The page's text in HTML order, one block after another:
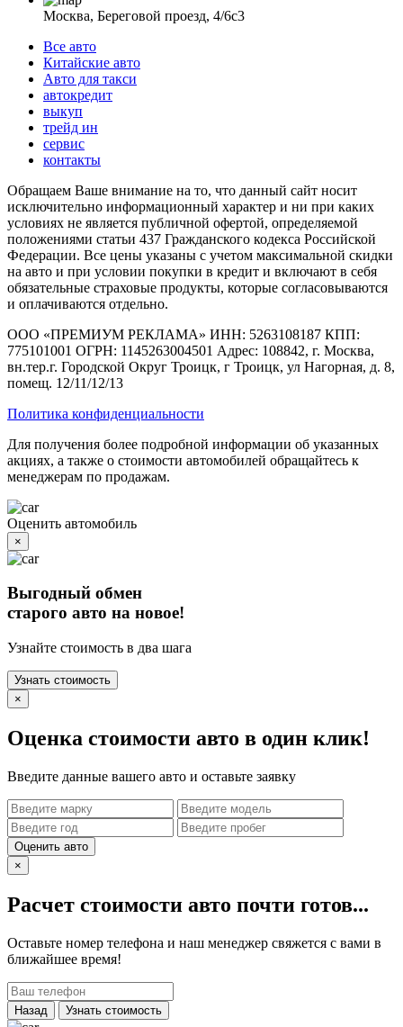
Москва, Береговой проезд, 4/6с3
Все авто
Китайские авто
Авто для такси
автокредит
выкуп
трейд ин
сервис
контакты
Обращаем Ваше внимание на то, что данный сайт носит
исключительно информационный характер и ни при каких
условиях не является публичной офертой, определяемой
положениями статьи 437 Гражданского кодекса Российской
Федерации. Все цены указаны с учетом максимальной скидки
на авто и при условии покупки в кредит и включают в себя
обязательные страховые продукты, которые согласовываются
и оплачиваются отдельно.
ООО «ПРЕМИУМ РЕКЛАМА» ИНН: 5263108187 КПП:
775101001 ОГРН: 1145263004501 Адрес: 108842, г. Москва,
вн.тер.г. Городской Округ Троицк, г Троицк, ул Нагорная, д. 8,
помещ. 12/11/12/13
Политика конфиденциальности
Для получения более подробной информации об указанных
акциях, а также о стоимости автомобилей обращайтесь к
менеджерам по продажам.
Оценить автомобиль
×
Выгодный обмен
старого авто на новое!
Узнайте стоимость в два шага
Узнать стоимость
×
Оценка стоимости авто в один клик!
Введите данные вашего авто и оставьте заявку
Оценить авто
×
Расчет стоимости авто почти готов...
Оставьте номер телефона и наш менеджер свяжется с вами в
ближайшее время!
Назад Узнать стоимость